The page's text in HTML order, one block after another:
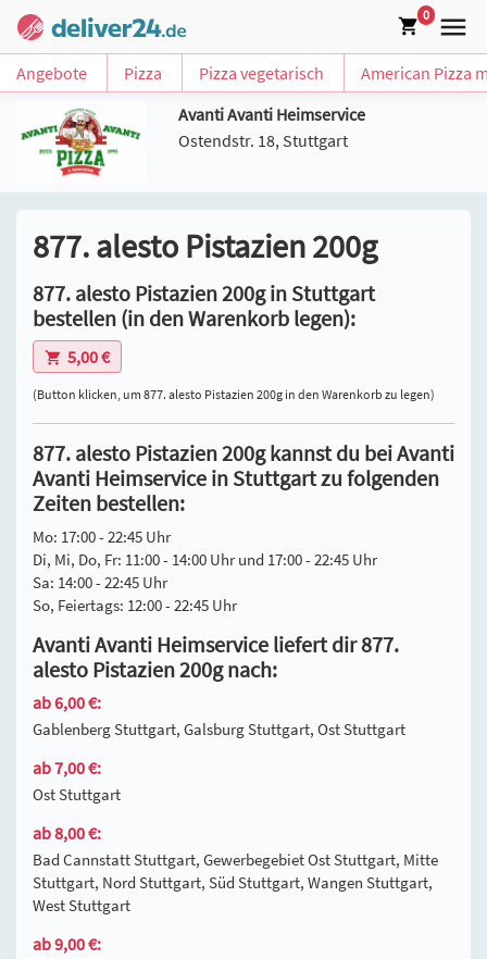
0
Angebote Pizza Pizza vegetarisch
American Pizza
Avanti Avanti Heimservice
Ostendstr. 18, Stuttgart
877. alesto Pistazien 200g
877. alesto Pistazien 200g in Stuttgart
bestellen (in den Warenkorb legen):
5,00 €
(Button klicken, um 877. alesto Pistazien 200g in den Warenkorb zu legen)
877. alesto Pistazien 200g kannst du bei Avanti
Avanti Heimservice in Stuttgart zu folgenden
Zeiten bestellen:
Mo: 17:00 - 22:45 Uhr
Di, Mi, Do, Fr: 11:00 - 14:00 Uhr und 17:00 - 22:45 Uhr
Sa: 14:00 - 22:45 Uhr
So, Feiertags: 12:00 - 22:45 Uhr
Avanti Avanti Heimservice liefert dir 877.
alesto Pistazien 200g nach:
ab 6,00 €:
Gablenberg Stuttgart, Galsburg Stuttgart, Ost Stuttgart
ab 7,00 €:
Ost Stuttgart
ab 8,00 €:
Bad Cannstatt Stuttgart, Gewerbegebiet Ost Stuttgart, Mitte
Stuttgart, Nord Stuttgart, Süd Stuttgart, Wangen Stuttgart,
West Stuttgart
ab 9,00 €: